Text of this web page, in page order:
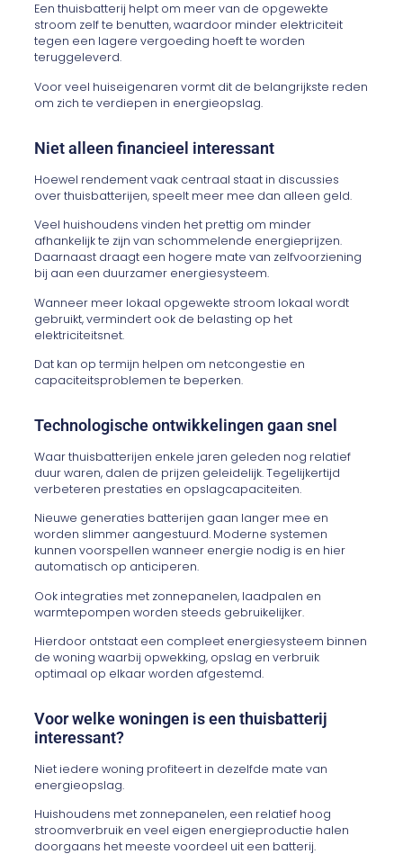
Een thuisbatterij helpt om meer van de opgewekte
stroom zelf te benutten, waardoor minder elektriciteit
tegen een lagere vergoeding hoeft te worden
teruggeleverd.
Voor veel huiseigenaren vormt dit de belangrijkste reden
om zich te verdiepen in energieopslag.
Niet alleen financieel interessant
Hoewel rendement vaak centraal staat in discussies
over thuisbatterijen, speelt meer mee dan alleen geld.
Veel huishoudens vinden het prettig om minder
afhankelijk te zijn van schommelende energieprijzen.
Daarnaast draagt een hogere mate van zelfvoorziening
bij aan een duurzamer energiesysteem.
Wanneer meer lokaal opgewekte stroom lokaal wordt
gebruikt, vermindert ook de belasting op het
elektriciteitsnet.
Dat kan op termijn helpen om netcongestie en
capaciteitsproblemen te beperken.
Technologische ontwikkelingen gaan snel
Waar thuisbatterijen enkele jaren geleden nog relatief
duur waren, dalen de prijzen geleidelijk. Tegelijkertijd
verbeteren prestaties en opslagcapaciteiten.
Nieuwe generaties batterijen gaan langer mee en
worden slimmer aangestuurd. Moderne systemen
kunnen voorspellen wanneer energie nodig is en hier
automatisch op anticiperen.
Ook integraties met zonnepanelen, laadpalen en
warmtepompen worden steeds gebruikelijker.
Hierdoor ontstaat een compleet energiesysteem binnen
de woning waarbij opwekking, opslag en verbruik
optimaal op elkaar worden afgestemd.
Voor welke woningen is een thuisbatterij
interessant?
Niet iedere woning profiteert in dezelfde mate van
energieopslag.
Huishoudens met zonnepanelen, een relatief hoog
stroomverbruik en veel eigen energieproductie halen
doorgaans het meeste voordeel uit een batterij.